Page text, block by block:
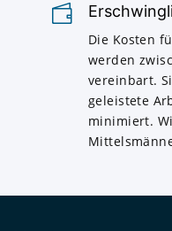
Die Kosten
werden
vereinbart.
geleistete
minimiert.